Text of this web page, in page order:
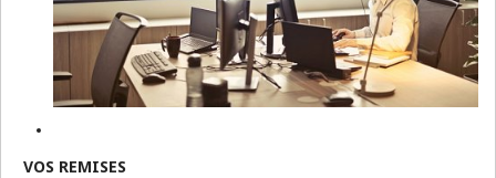
VOS REMISES